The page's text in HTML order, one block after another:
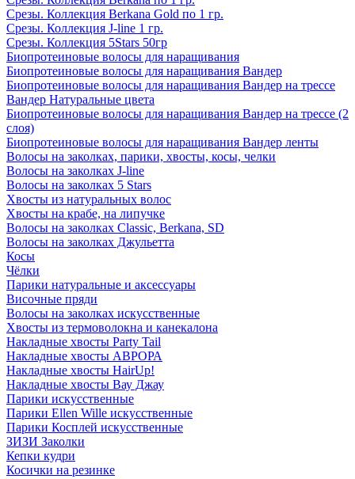
Срезы. Коллекция Berkana Gold по 1 гр.
Срезы. Коллекция J-line 1 гр.
Срезы. Коллекция 5Stars 50гр
Биопротеиновые волосы для наращивания
Биопротеиновые волосы для наращивания Вандер
Биопротеиновые волосы для наращивания Вандер на трессе
Вандер Натуральные цвета
Биопротеиновые волосы для наращивания Вандер на трессе (2
слоя)
Биопротеиновые волосы для наращивания Вандер ленты
Волосы на заколках, парики, хвосты, косы, челки
Волосы на заколках J-line
Волосы на заколках 5 Stars
Хвосты из натуральных волос
Хвосты на крабе, на липучке
Волосы на заколках Classic, Berkana, SD
Волосы на заколках Джульетта
Косы
Чёлки
Парики натуральные и аксессуары
Височные пряди
Волосы на заколках искусственные
Хвосты из термоволокна и канекалона
Накладные хвосты Party Tail
Накладные хвосты АВРОРА
Накладные хвосты HairUp!
Накладные хвосты Вау Джау
Парики искусственные
Парики Ellen Wille искусственные
Парики Косплей искусственные
ЗИЗИ Заколки
Кепки кудри
Косички на резинке